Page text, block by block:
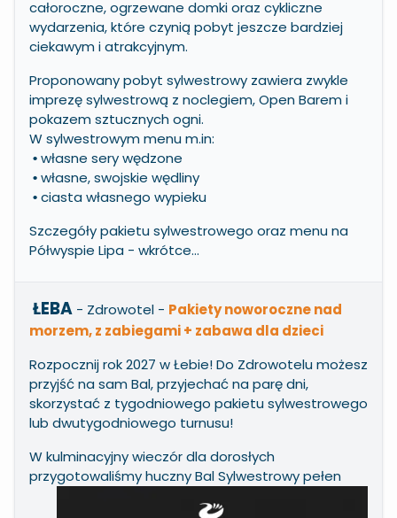
całoroczne, ogrzewane domki oraz cykliczne
wydarzenia, które czynią pobyt jeszcze bardziej
ciekawym i atrakcyjnym.
Proponowany pobyt sylwestrowy zawiera zwykle
imprezę sylwestrową z noclegiem, Open Barem i
pokazem sztucznych ogni.
W sylwestrowym menu m.in:
• własne sery wędzone
• własne, swojskie wędliny
• ciasta własnego wypieku
Szczegóły pakietu sylwestrowego oraz menu na
Półwyspie Lipa - wkrótce...
ŁEBA - Zdrowotel - Pakiety noworoczne nad
morzem, z zabiegami + zabawa dla dzieci
Rozpocznij rok 2027 w Łebie! Do Zdrowotelu możesz
przyjść na sam Bal, przyjechać na parę dni,
skorzystać z tygodniowego pakietu sylwestrowego
lub dwutygodniowego turnusu!
W kulminacyjny wieczór dla dorosłych
przygotowaliśmy huczny BalSylwestrowy pełen